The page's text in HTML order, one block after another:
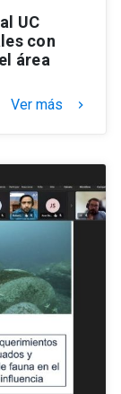
UC
con
área
Ver más keyboard_arrow_right